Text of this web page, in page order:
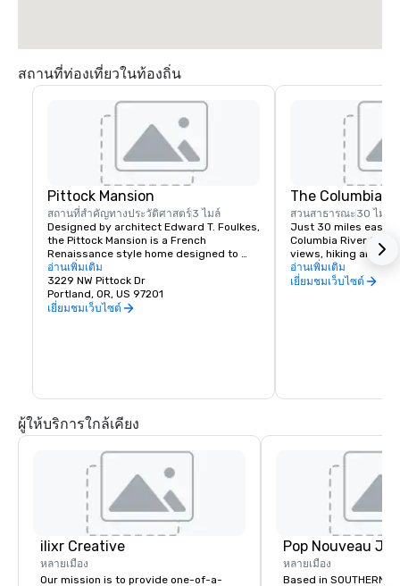
สถานที่ท่องเที่ยวในท้องถิ่น
Pittock Mansion
สถานที่สำคัญทางประวัติศาสตร์3 ไมล์
Designed by architect Edward T. Foulkes,
the Pittock Mansion is a French
Renaissance style home designed to
capture the view of Downtown Portland
and the Cascade Mountains. Built in 1912
for the editor of The Oregonian
Newspaper, Henry Pittock, this piece of
อ่านเพิ่มเติม
3229 NW Pittock Dr
Portland, OR, US 97201
เยี่ยมชมเว็บไซต์
The Columbia
สวนสาธารณะ 30 ไมล์
Just 30 miles east
Columbia River
views, hiking and
and more than 90
must see locations
อ่านเพิ่มเติม
เยี่ยมชมเว็บไซต์
ผู้ให้บริการใกล้เคียง
ilixr Creative
หลายเมือง
Our mission is to provide one-of-a-
หลายเมือง
Based in SOUTHERN